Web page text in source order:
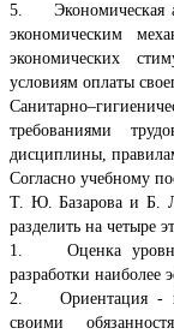
5. Экономическая
экономическим
экономических
условиям оплаты
требованиями
дисциплины,
Согласно учебному
Т. Ю. Базарова и Б.
разделить на четыре
1. Оценка уровня
разработки
2. Ориентация -
своими